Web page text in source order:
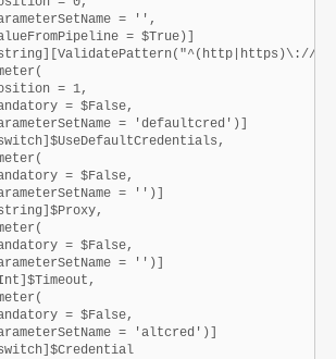
= '',
= $True)]
= 1,
= $False,
= 'defaultcred')]
= $False,
= '')]
= $False,
= '')]
= $False,
= 'altcred')]
[switch]$Credential